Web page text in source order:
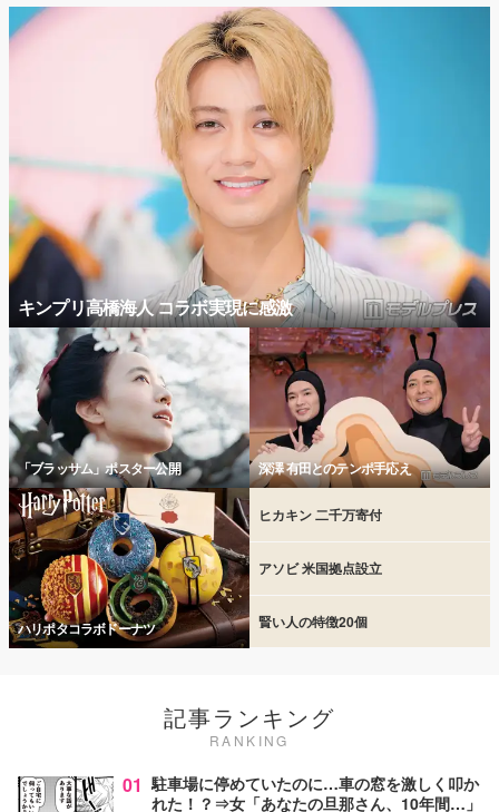
キンプリ高橋海人 コラボ実現に感激
「ブラッサム」ポスター公開 深澤 有田とのテンポ手応え
ハリポタコラボドーナツ
ヒカキン 二千万寄付
アソビ 米国拠点設立
賢い人の特徴20個
記事ランキング
RANKING
01 駐車場に停めていたのに…車の窓を激しく叩か
れた！？⇒女「あなたの旦那さん、10年間…」